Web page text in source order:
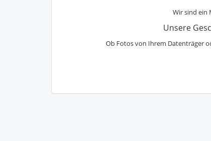
Wir sind ein
Unsere
Ob Fotos von Ihrem Datenträger